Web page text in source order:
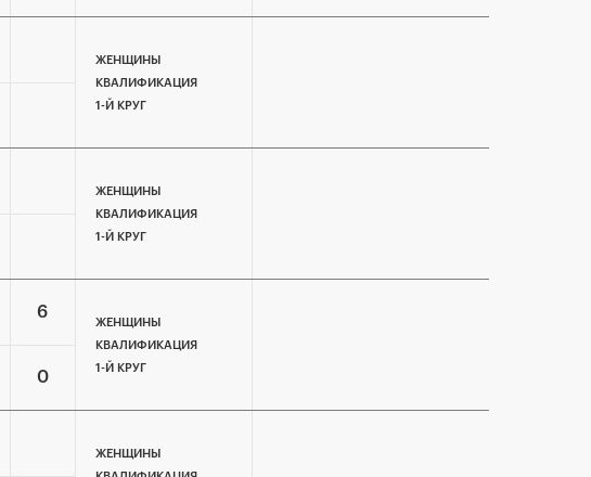
ЖЕНЩИНЫ
КВАЛИФИКАЦИЯ
1-Й КРУГ
ЖЕНЩИНЫ
КВАЛИФИКАЦИЯ
1-Й КРУГ
6
0
ЖЕНЩИНЫ
КВАЛИФИКАЦИЯ
1-Й КРУГ
ЖЕНЩИНЫ